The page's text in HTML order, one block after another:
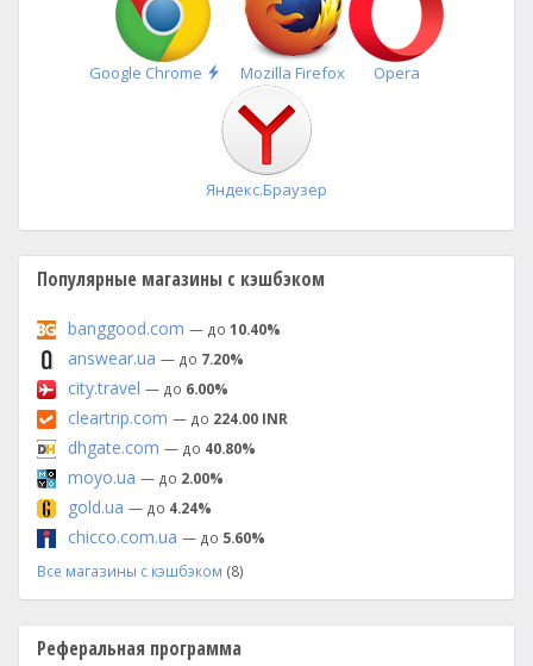
Google Chrome
Быстрая
установка
Mozilla Firefox Opera
Яндекс.Браузер
Популярные магазины с кэшбэком
banggood.com — до 10.40%
answear.ua — до 7.20%
city.travel — до 6.00%
cleartrip.com — до 224.00 INR
dhgate.com — до 40.80%
moyo.ua — до 2.00%
gold.ua — до 4.24%
chicco.com.ua — до 5.60%
Все магазины с кэшбэком (8)
Реферальная программа